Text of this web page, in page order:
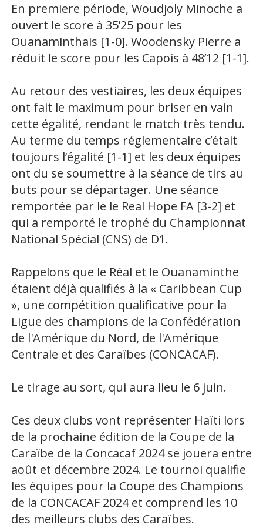
En premiere période, Woudjoly Minoche a
ouvert le score à 35’25 pour les
Ouanaminthais [1-0]. Woodensky Pierre a
réduit le score pour les Capois à 48’12 [1-1].
Au retour des vestiaires, les deux équipes
ont fait le maximum pour briser en vain
cette égalité, rendant le match très tendu.
Au terme du temps réglementaire c’était
toujours l’égalité [1-1] et les deux équipes
ont du se soumettre à la séance de tirs au
buts pour se départager. Une séance
remportée par le le Real Hope FA [3-2] et
qui a remporté le trophé du Championnat
National Spécial (CNS) de D1.
Rappelons que le Réal et le Ouanaminthe
étaient déjà qualifiés à la « Caribbean Cup
», une compétition qualificative pour la
Ligue des champions de la Confédération
de l'Amérique du Nord, de l'Amérique
Centrale et des Caraïbes (CONCACAF).
Le tirage au sort, qui aura lieu le 6 juin.
Ces deux clubs vont représenter Haïti lors
de la prochaine édition de la Coupe de la
Caraïbe de la Concacaf 2024 se jouera entre
août et décembre 2024. Le tournoi qualifie
les équipes pour la Coupe des Champions
de la CONCACAF 2024 et comprend les 10
des meilleurs clubs des Caraïbes.